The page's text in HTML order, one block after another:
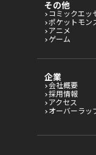
その他
コミックエッ
ポケットモン
アニメ
ゲーム
企業
会社概要
採用情報
アクセス
オーバーラッ